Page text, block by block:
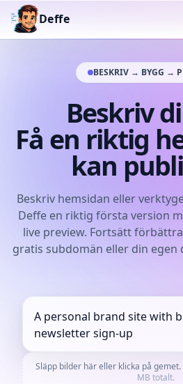
Deffe
BESKRIV → BYGG →
Beskriv
Få en riktig
kan
Beskriv hemsidan eller
Deffe en riktig första version
live preview. Fortsätt
gratis subdomän eller din egen
Släpp bilder här eller klicka på gemet.
MB totalt.